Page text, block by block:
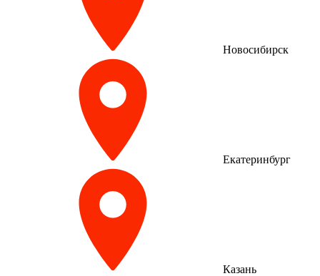
Новосибирск
Екатеринбург
Казань